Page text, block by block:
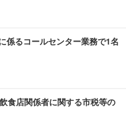
係るコールセンター業務で1名
食店関係者に関する市税等の